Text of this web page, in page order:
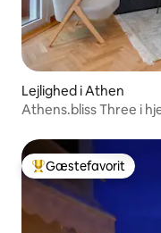
Lejlighed i Athen
Athens.bliss
Bedste gæstefavorit
Gæstefavorit